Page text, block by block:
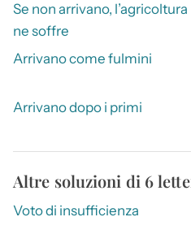
Se non arrivano, l’agricoltura
ne soffre
Arrivano come fulmini
Arrivano dopo i primi
Altre soluzioni di 6
Voto di insufficienza